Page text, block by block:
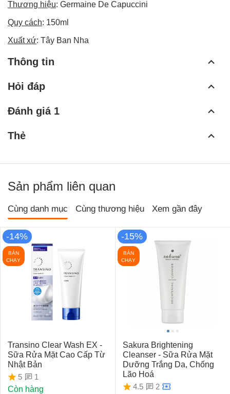
Thương hiệu: Germaine De Capuccini
Quy cách: 150ml
Xuất xứ: Tây Ban Nha
Thông tin
Hỏi đáp
Đánh giá 1
Thẻ
Sản phẩm liên quan
Cùng danh mục Cùng thương hiệu Xem gần đây
-14%
BÁN
CHẠY
Transino Clear Wash EX -
Sữa Rửa Mặt Cao Cấp Từ
Nhật Bản
5
1
Còn hàng
-15%
BÁN
CHẠY
Sakura Brightening
Cleanser - Sữa Rửa Mặt
Dưỡng Trắng Da, Chống
Lão Hoá
4.5
2